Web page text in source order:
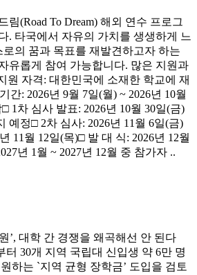
림(Road To Dream) 해외 연수 프로그
. 타국에서 자유의 가치를 생생하게 느
의 꿈과 목표를 재발견하고자 하는
유롭게 참여 가능합니다. 많은 지원과
원 자격: 대한민국에 소재한 학교에 재
간: 2026년 9월 7일(월) ~ 2026년 10월
1차 심사 발표: 2026년 10월 30일(금)
예정□ 2차 심사: 2026년 11월 6일(금)
11월 12일(목)□ 발 대 식: 2026년 12월
년 1월 ~ 2027년 12월 중 참가자 ..
’, 대학 간 경쟁을 왜곡해선 안 된다
터 30개 지역 국립대 신입생 약 6만 명
하는 `지역 균형 장학금’ 도입을 검토